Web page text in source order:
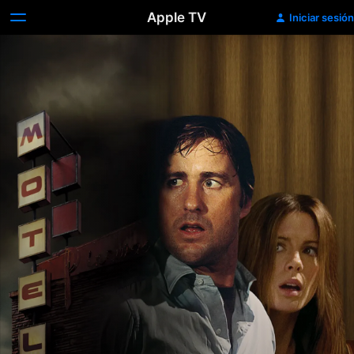
Apple TV Iniciar sesión